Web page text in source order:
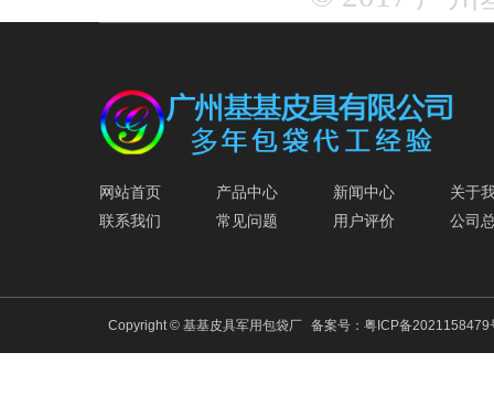
网站首页 产品中心 新闻中心
关于
联系我们
常见问题 用户评价 公司
Copyright © 基基皮具军用包袋厂 备案号： 粤ICP备2021158479